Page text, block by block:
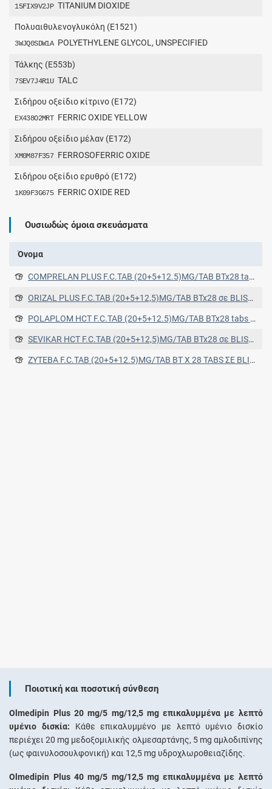
15FIX9V2JP TITANIUM DIOXIDE
Πολυαιθυλενογλυκόλη (E1521)
3WJQ0SDW1A POLYETHYLENE GLYCOL, UNSPECIFIED
Τάλκης (E553b)
7SEV7J4R1U TALC
Σιδήρου οξείδιο κίτρινο (E172)
EX438O2MRT FERRIC OXIDE YELLOW
Σιδήρου οξείδιο μέλαν (E172)
XM0M87F357 FERROSOFERRIC OXIDE
Σιδήρου οξείδιο ερυθρό (E172)
1K09F3G675 FERRIC OXIDE RED
Ουσιωδώς όμοια σκευάσματα
Όνομα
COMPRELAN PLUS F.C.TAB (20+5+12.5)MG/TAB BTx28 tabs σε blister (AL/AL)
ORIZAL PLUS F.C.TAB (20+5+12,5)MG/TAB BTx28 σε BLISTERS (Laminated polyamide/Alu/PVC/Alu) σε BLISTERS (Laminated polyamide/Alu/PVC/Alu)
POLAPLOM HCT F.C.TAB (20+5+12.5)MG/TAB BTx28 tabs σε Blisters (OPA/Alu/PVC/Alu)
SEVIKAR HCT F.C.TAB (20+5+12,5)MG/TAB BTx28 σε BLISTERS (Laminated polyamide/Alu/PVC/Alu) σε BLISTERS (Laminated polyamide/Alu/PVC/Alu)
ZYTEBA F.C.TAB (20+5+12.5)MG/TAB BT X 28 TABS ΣΕ BLISTER (OPA/AL/PVC-AL FOIL)
Ποιοτική και ποσοτική σύνθεση
Olmedipin Plus 20 mg/5 mg/12,5 mg επικαλυμμένα με λεπτό
υμένιο δισκία: Κάθε επικαλυμμένο με λεπτό υμένιο δισκίο
περιέχει 20 mg μεδοξομιλικής ολμεσαρτάνης, 5 mg αμλοδιπίνης
(ως φαινυλοσουλφονική) και 12,5 mg υδροχλωροθειαζίδης.
Olmedipin Plus 40 mg/5 mg/12,5 mg επικαλυμμένα με λεπτό